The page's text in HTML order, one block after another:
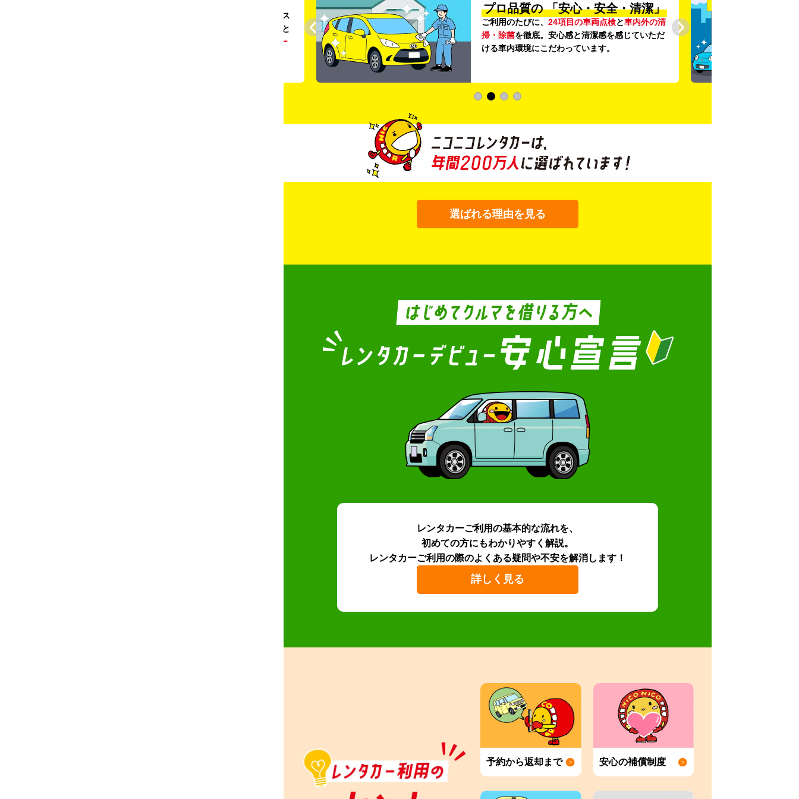
。ガソリンス
タンドや整備工場の既存インフラを活用すること
リー
プロ品質の 「安心・安全・清潔」
ご利用のたびに、 24項目の車両点検と車内外の清
掃・除菌を徹底。安心感と清潔感を感じていただ
ける車内環境にこだわっています。
選ばれる理由を見る
レンタカーご利用の基本的な流れを、
初めての方にもわかりやすく解説。
レンタカーご利用の際のよくある疑問や不安を解消します！
詳しく見る
予約から返却まで 安心の補償制度